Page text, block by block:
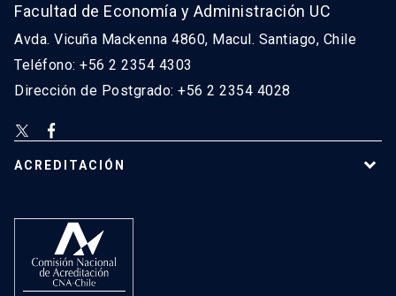
Facultad de Economía y Administración UC
Avda. Vicuña Mackenna 4860, Macul. Santiago, Chile
Teléfono: +56 2 2354 4303
Dirección de Postgrado: +56 2 2354 4028
ACREDITACIÓN